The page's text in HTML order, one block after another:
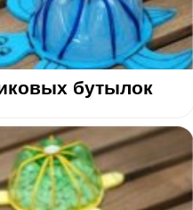
бутылок